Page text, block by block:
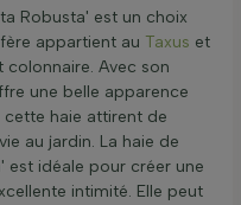
Robusta' est un choix
appartient au Taxus et
Avec son
une belle apparence
cette haie attirent de
au jardin. La haie de
est idéale pour créer une
intimité. Elle peut